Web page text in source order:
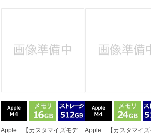
Apple 【カスタマイズモデ
Apple 【カスタマイズ